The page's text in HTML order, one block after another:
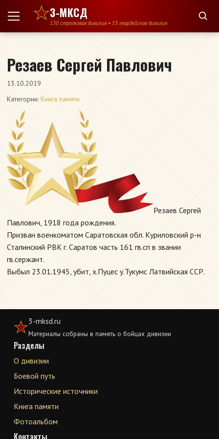
Перейти к содержимому
3-МКСД
130 стрелковая дивизия • 53 гвардейская дивизия
Резаев Сергей Павлович
13.10.2019
Категории: Книга памяти
Резаев Сергей
Павлович, 1918 года рождения.
Призван военкоматом Саратовская обл. Куриловский р-н
Сталинский РВК г. Саратов часть 161 гв.сп в звании
гв.сержант.
Выбыл 23.01.1945, убит, х.Пуцес у.Тукумс Латвийская ССР.
3-mksd.ru
Материалы собраны в память о бойцах дивизии
Разделы
О дивизии
Боевой путь
Исторические источники
Книга памяти
Фотоальбом
Контакты